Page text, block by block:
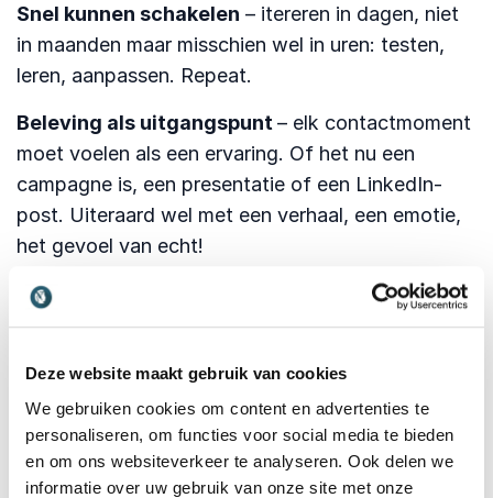
Deze website maakt gebruik van cookies
We gebruiken cookies om content en advertenties te
personaliseren, om functies voor social media te bieden
en om ons websiteverkeer te analyseren. Ook delen we
informatie over uw gebruik van onze site met onze
Snel kunnen schakelen – itereren in dagen, niet
in maanden maar misschien wel in uren: testen,
leren, aanpassen. Repeat.
Beleving als uitgangspunt – elk contactmoment
moet voelen als een ervaring. Of het nu een
campagne is, een presentatie of een LinkedIn-
post. Uiteraard wel met een verhaal, een emotie,
het gevoel van echt!
En dat laatste is cruciaal. Want marketing gaat
niet (meer) over zenden.
Het gaat over verbinden.
Van slides naar experience
Dit geldt trouwens niet alleen voor campagnes.
Het geldt net zo goed voor interne communicatie,